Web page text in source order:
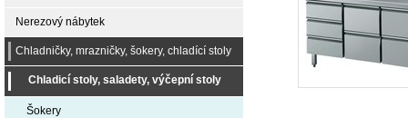
Nerezový nábytek
Chladničky, mrazničky, šokery, chladící stoly
Chladicí stoly, saladety, výčepní stoly
Šokery